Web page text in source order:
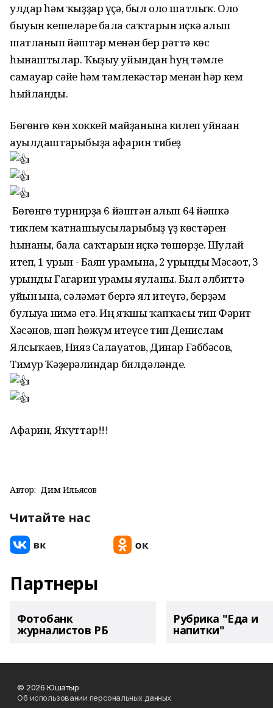
улдар һәм ҡыҙҙар үҫә, был оло шатлыҡ. Оло
быуын кешеләре бала саҡтарын иҫкә алып
шатланып йәштәр менән бер рәттә көс
һынаштылар. Ҡыҙыу уйындан һуң тәмле
самауар сәйе һәм тәмлекәстәр менән һәр кем
һыйланды.
Бөгөнгө көн хоккей майҙанына килеп уйнаған
ауылдаштарыбыҙға афарин тибеҙ
Бөгөнгө турнирҙа 6 йәштән алып 64 йәшкә
тиклем ҡатнашыусыларыбыҙ үҙ көстәрен
һынаны, бала саҡтарын иҫкә төшөрҙе. Шулай
итеп, 1 урын - Баян урамына, 2 урынды Мәсәғот, 3
урынды Гагарин урамы яуланы. Был әлбиттә
уйын ғына, сәләмәт бергә ял итеүгә, берҙәм
булыуға нимә етә. Иң яҡшы ҡапҡасы тип Фәрит
Хәсәнов, шәп һөжүм итеүсе тип Денислам
Ялсыҡаев, Нияз Салауатов, Динар Ғәббәсов,
Тимур Ҡәҙерғәлиндар билдәләнде.
Афарин, Яҡуттар!!!
Автор: Дим Ильясов
Читайте нас
Партнеры
Фотобанк
журналистов РБ
Рубрика "Еда и
напитки"
© 2026 Юшатыр
Об использовании персональных данных